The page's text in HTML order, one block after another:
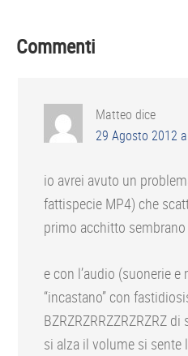
Interazioni
lettore
Commenti
Matteo dice
29 Agosto 2012
io avrei avuto un
fattispecie MP4) che
primo acchitto
e con l’audio (suonerie
“incastano” con
BZRZRZRRZZRZRZRZ
si alza il volume si sente